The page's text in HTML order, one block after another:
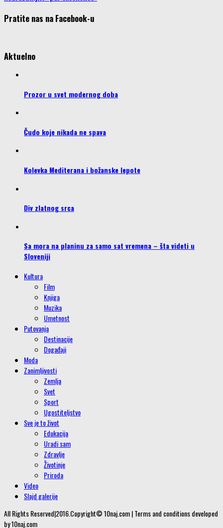
Pratite nas na Facebook-u
Aktuelno
Prozor u svet modernog doba
Čudo koje nikada ne spava
Kolevka Mediterana i božanske lepote
Div zlatnog srca
Sa mora na planinu za samo sat vremena – šta videti u
Sloveniji
Kultura
Film
Knjiga
Muzika
Umetnost
Putovanja
Destinacije
Događaji
Moda
Zanimljivosti
Zemlja
Svet
Sport
Ugostiteljstvo
Sve je to život
Edukacija
Uradi sam
Zdravlje
Životinje
Priroda
Video
Slajd galerije
All Rights Reserved|2016.Copyright© 10naj.com | Terms and conditions developed
by 10naj.com